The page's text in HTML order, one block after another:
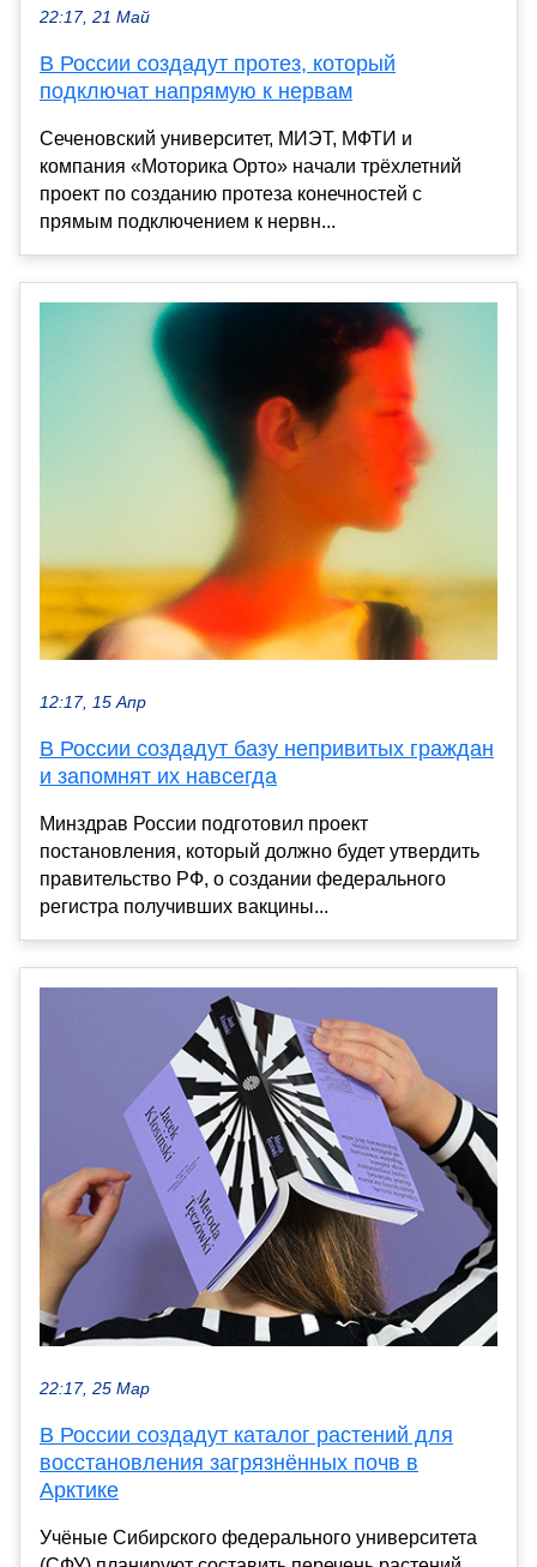
22:17, 21 Май
В России создадут протез, который
подключат напрямую к нервам
Сеченовский университет, МИЭТ, МФТИ и
компания «Моторика Орто» начали трёхлетний
проект по созданию протеза конечностей с
прямым подключением к нервн...
12:17, 15 Апр
В России создадут базу непривитых граждан
и запомнят их навсегда
Минздрав России подготовил проект
постановления, который должно будет утвердить
правительство РФ, о создании федерального
регистра получивших вакцины...
22:17, 25 Мар
В России создадут каталог растений для
восстановления загрязнённых почв в
Арктике
Учёные Сибирского федерального университета